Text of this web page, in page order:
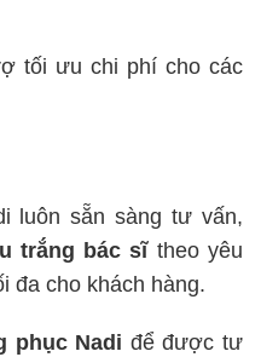
tối ưu chi phí cho các
luôn sẵn sàng tư vấn,
trắng bác sĩtheo yêu
đa cho khách hàng.
phục Nadi để được tư